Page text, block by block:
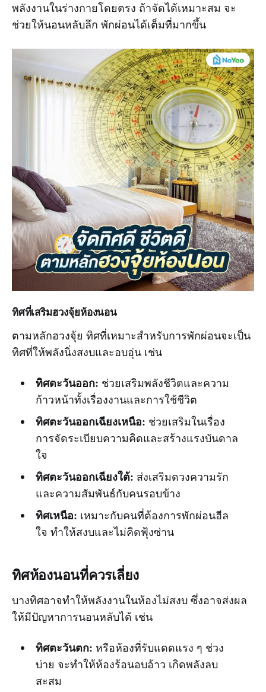
พลังงานในร่างกายโดยตรง ถ้าจัดได้เหมาะสม จะ
ช่วยให้นอนหลับลึก พักผ่อนได้เต็มที่มากขึ้น
ทิศที่เสริมฮวงจุ้ยห้องนอน
ตามหลักฮวงจุ้ย ทิศที่เหมาะสำหรับการพักผ่อนจะเป็น
ทิศที่ให้พลังนิ่งสงบและอบอุ่น เช่น
ทิศตะวันออก: ช่วยเสริมพลังชีวิตและความ
ก้าวหน้าทั้งเรื่องงานและการใช้ชีวิต
ทิศตะวันออกเฉียงเหนือ: ช่วยเสริมในเรื่อง
การจัดระเบียบความคิดและสร้างแรงบันดาล
ใจ
ทิศตะวันออกเฉียงใต้: ส่งเสริมดวงความรัก
และความสัมพันธ์กับคนรอบข้าง
ทิศเหนือ: เหมาะกับคนที่ต้องการพักผ่อนฮีล
ใจ ทำให้สงบและไม่คิดฟุ้งซ่าน
ทิศห้องนอนที่ควรเลี่ยง
บางทิศอาจทำให้พลังงานในห้องไม่สงบ ซึ่งอาจส่งผล
ให้มีปัญหาการนอนหลับได้ เช่น
ทิศตะวันตก: หรือห้องที่รับแดดแรง ๆ ช่วง
บ่าย จะทำให้ห้องร้อนอบอ้าว เกิดพลังลบ
สะสม